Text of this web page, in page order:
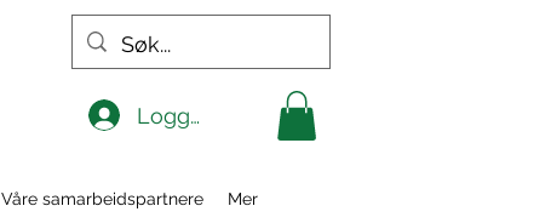
Logg inn
Våre samarbeidspartnere Mer